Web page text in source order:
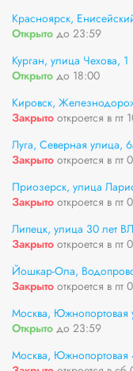
Красноярск,
Открыто до 23:59
Курган, улица Чехова, 1
Открыто до 18:00
Кировск,
Закрыто откроется в пт
Луга, Северная улица,
Закрыто откроется в пт
Приозерск, улица
Закрыто откроется в пт
Липецк, улица 30 лет
Закрыто откроется в пт
Йошкар-Ола,
Закрыто откроется в пт
Москва, Южнопортовая
Открыто до 23:59
Москва, Южнопортовая